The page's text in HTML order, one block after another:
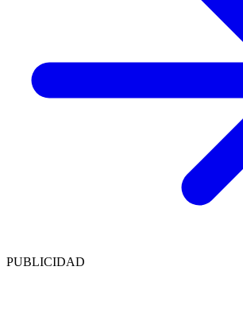
PUBLICIDAD